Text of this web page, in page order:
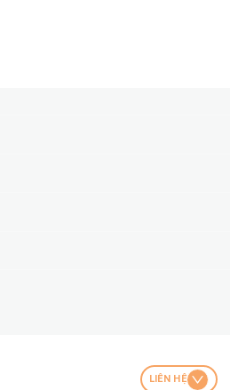
LIÊN HỆ